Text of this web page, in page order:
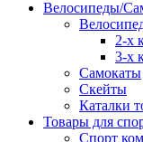
Велосипеды/
2-х
3-х
Самокаты
Скейты
Каталки
Товары для
Спорт